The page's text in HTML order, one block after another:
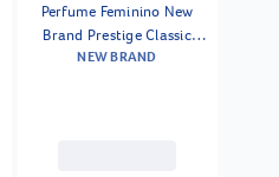
Perfume Feminino New
Brand Prestige Classic
Women Eau De Parfum
NEW BRAND